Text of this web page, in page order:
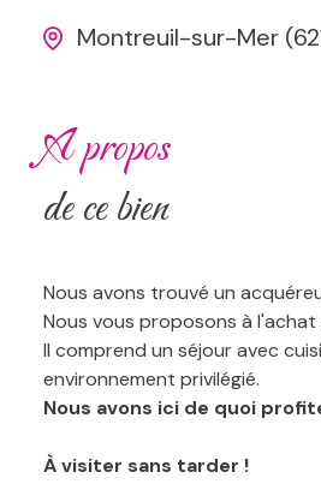
Montreuil-sur-Mer
a propos
de ce bien
Nous avons trouvé un
Nous vous proposons à l'achat
Il comprend un séjour avec
environnement privilégié.
Nous avons ici de quoi
À visiter sans tarder !